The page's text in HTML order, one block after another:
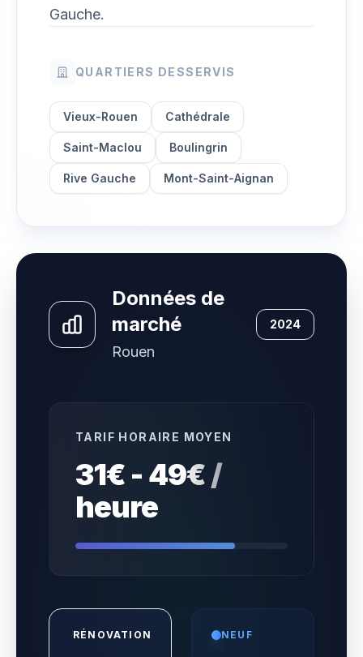
Gauche.
QUARTIERS DESSERVIS
Vieux-Rouen Cathédrale
Saint-Maclou Boulingrin
Rive Gauche Mont-Saint-Aignan
Données de
marché
Rouen
2024
TARIF HORAIRE MOYEN
31€ - 49€ /
heure
RÉNOVATION NEUF